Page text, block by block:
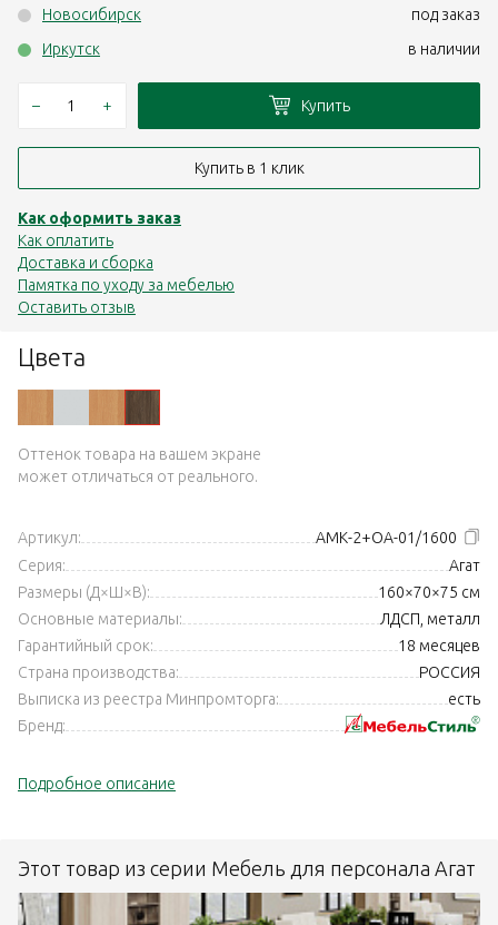
Цвета
Оттенок товара на вашем экране
может отличаться от реального.
Артикул:
АМК-2+ОА-01/1600
Серия:
Агат
Размеры (Д×Ш×В):
160×70×75 см
Основные материалы:
ЛДСП, металл
Гарантийный срок:
18 месяцев
Страна производства:
РОССИЯ
Выписка из реестра Минпромторга:
есть
Бренд:
Подробное описание
Новосибирск
под заказ
Иркутск
в наличии
– + Купить
Купить в 1 клик
Как оформить заказ
Как оплатить
Доставка и сборка
Памятка по уходу за мебелью
Оставить отзыв
Этот товар из серии Мебель для персонала Агат